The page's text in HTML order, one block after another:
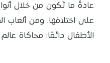
عادةً ما تَكون من خلال
على اختلافها. ومن ألعاب
الأطفال دائمًا: محاكاة عالم